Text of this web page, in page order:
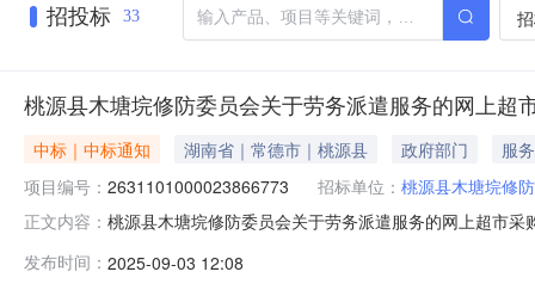
招投标 33
桃源县木塘垸修防委员会关于劳务派遣服务的网上超
中标｜中标通知 湖南省｜常德市｜桃源县 政府部门
服务
项目编号： 2631101000023866773 招标单位： 桃源县木塘垸修
正文内容： 桃源县木塘垸修防委员会关于劳务派遣服务的网上超市
政区划名称:湖南省常德市桃源县报价起止时间:-二、采
发布时间： 2025-09-03 12:08